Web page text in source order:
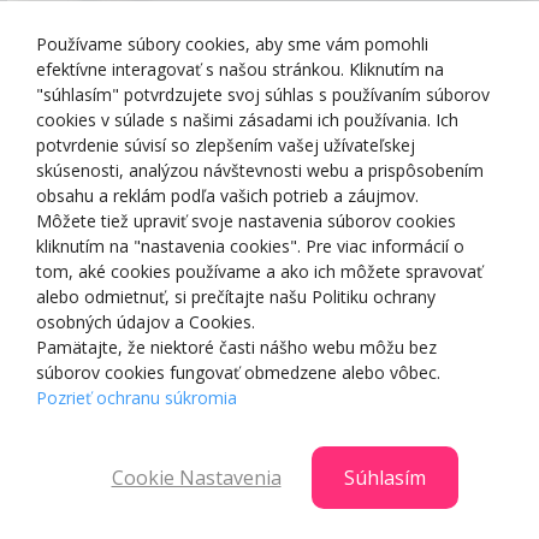
SPOJTE SA S NAMI
info@smartshop.sk
0901 90 10 10
Po-Pia: 8:00 - 16:00
Získaj informácie o našich novinkách, zľavách a
Používame súbory cookies, aby sme vám pomohli
efektívne interagovať s našou stránkou. Kliknutím na
"súhlasím" potvrdzujete svoj súhlas s používaním súborov
cookies v súlade s našimi zásadami ich používania. Ich
potvrdenie súvisí so zlepšením vašej užívateľskej
skúsenosti, analýzou návštevnosti webu a prispôsobením
obsahu a reklám podľa vašich potrieb a záujmov.
Môžete tiež upraviť svoje nastavenia súborov cookies
kliknutím na "nastavenia cookies". Pre viac informácií o
tom, aké cookies používame a ako ich môžete spravovať
alebo odmietnuť, si prečítajte našu Politiku ochrany
osobných údajov a Cookies.
Pamätajte, že niektoré časti nášho webu môžu bez
súborov cookies fungovať obmedzene alebo vôbec.
Pozrieť ochranu súkromia
Cookie Nastavenia Súhlasím